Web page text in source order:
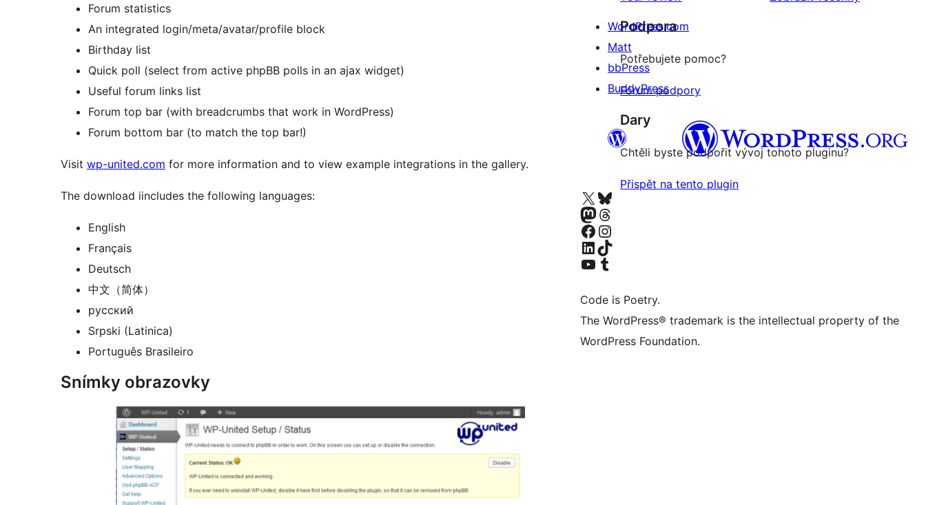
Forum statistics
An integrated login/meta/avatar/profile block
Birthday list
Quick poll (select from active phpBB polls in an ajax widget)
Useful forum links list
Forum top bar (with breadcrumbs that work in WordPress)
Forum bottom bar (to match the top bar!)
Visit wp-united.com for more information and to view example integrations in the gallery.
The download iincludes the following languages:
English
Français
Deutsch
中文（简体）
русский
Srpski (Latinica)
Português Brasileiro
Snímky obrazovky
Podpora
Potřebujete pomoc?
Fórum podpory
Dary
Chtěli byste podpořit vývoj tohoto pluginu?
Přispět na tento plugin
WordPress.com
Matt
bbPress
BuddyPress
Navštivte náš účet na X (dříve Twitter)
Navštivte náš Bluesky účet
Navštivte náš účet Mastodon
Navštivte náš Threads účet
Navštivte naši stránku na Facebooku
Navštivte náš Instagram účet
Navštivte náš LinkedIn účet
Navštivte náš TikTok účet
Navštivte náš YouTube kanálNavštivte náš Tumblr účet
Code is Poetry.
The WordPress® trademark is the intellectual property of the
WordPress Foundation.